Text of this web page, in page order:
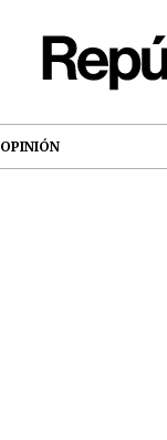
OPINIÓN